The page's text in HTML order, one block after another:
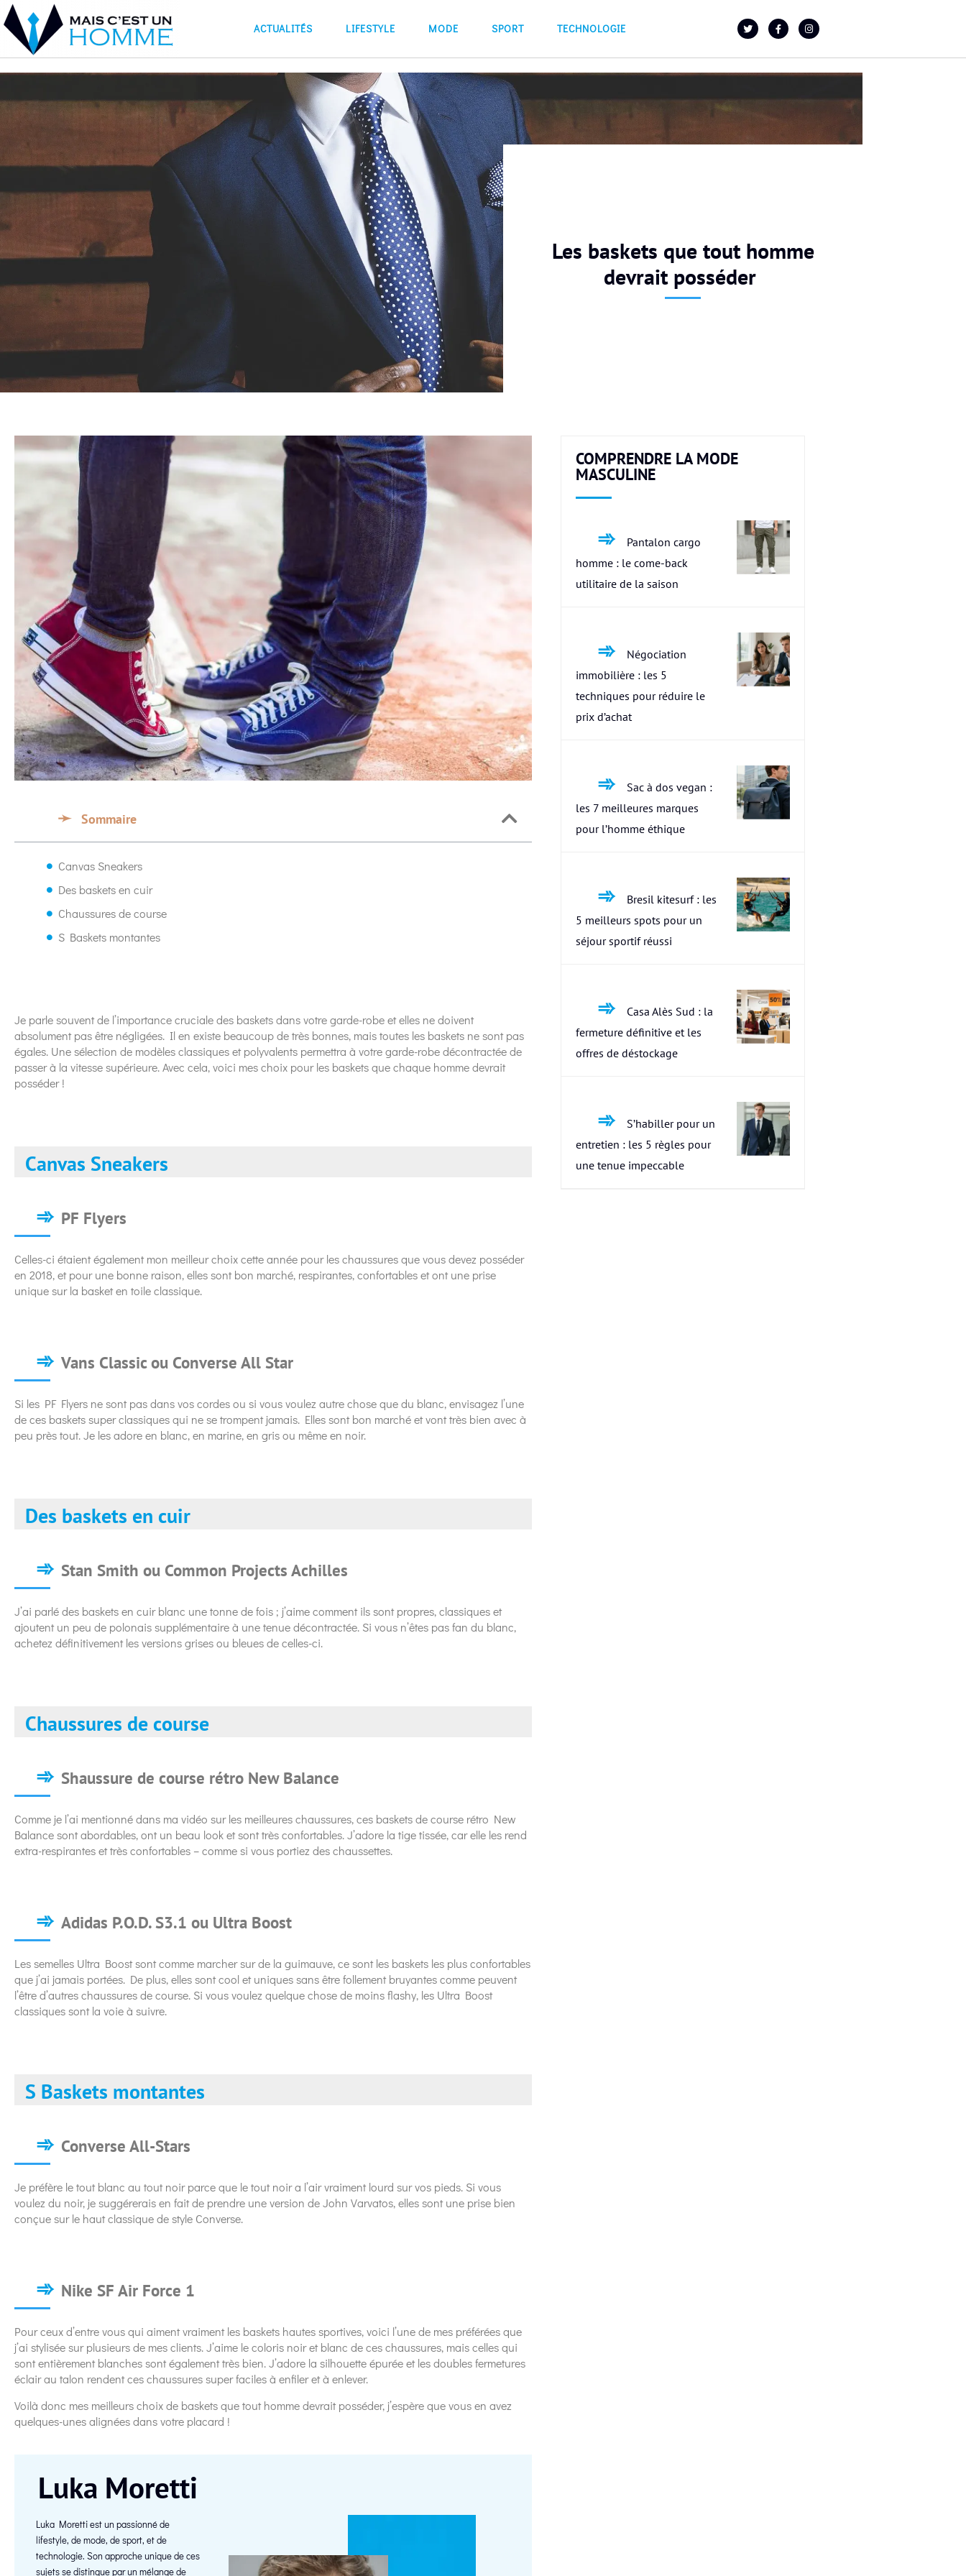
ACTUALITÉS LIFESTYLE MODE SPORT TECHNOLOGIE
Les baskets que tout homme
devrait posséder
Sommaire
Canvas Sneakers
Des baskets en cuir
Chaussures de course
S Baskets montantes
Je parle souvent de l’importance cruciale des baskets dans votre garde-robe et elles ne doivent
absolument pas être négligées. Il en existe beaucoup de très bonnes, mais toutes les baskets ne sont pas
égales. Une sélection de modèles classiques et polyvalents permettra à votre garde-robe décontractée de
passer à la vitesse supérieure. Avec cela, voici mes choix pour les baskets que chaque homme devrait
posséder !
Canvas Sneakers
PF Flyers
Celles-ci étaient également mon meilleur choix cette année pour les chaussures que vous devez posséder
en 2018, et pour une bonne raison, elles sont bon marché, respirantes, confortables et ont une prise
unique sur la basket en toile classique.
Vans Classic ou Converse All Star
Si les PF Flyers ne sont pas dans vos cordes ou si vous voulez autre chose que du blanc, envisagez l’une
de ces baskets super classiques qui ne se trompent jamais. Elles sont bon marché et vont très bien avec à
peu près tout. Je les adore en blanc, en marine, en gris ou même en noir.
Des baskets en cuir
Stan Smith ou Common Projects Achilles
J’ai parlé des baskets en cuir blanc une tonne de fois ; j’aime comment ils sont propres, classiques et
ajoutent un peu de polonais supplémentaire à une tenue décontractée. Si vous n’êtes pas fan du blanc,
achetez définitivement les versions grises ou bleues de celles-ci.
Chaussures de course
Shaussure de course rétro New Balance
Comme je l’ai mentionné dans ma vidéo sur les meilleures chaussures, ces baskets de course rétro New
Balance sont abordables, ont un beau look et sont très confortables. J’adore la tige tissée, car elle les rend
extra-respirantes et très confortables – comme si vous portiez des chaussettes.
Adidas P.O.D. S3.1 ou Ultra Boost
Les semelles Ultra Boost sont comme marcher sur de la guimauve, ce sont les baskets les plus confortables
que j’ai jamais portées. De plus, elles sont cool et uniques sans être follement bruyantes comme peuvent
l’être d’autres chaussures de course. Si vous voulez quelque chose de moins flashy, les Ultra Boost
classiques sont la voie à suivre.
S Baskets montantes
Converse All-Stars
Je préfère le tout blanc au tout noir parce que le tout noir a l’air vraiment lourd sur vos pieds. Si vous
voulez du noir, je suggérerais en fait de prendre une version de John Varvatos, elles sont une prise bien
conçue sur le haut classique de style Converse.
Nike SF Air Force 1
Pour ceux d’entre vous qui aiment vraiment les baskets hautes sportives, voici l’une de mes préférées que
j’ai stylisée sur plusieurs de mes clients. J’aime le coloris noir et blanc de ces chaussures, mais celles qui
sont entièrement blanches sont également très bien. J’adore la silhouette épurée et les doubles fermetures
éclair au talon rendent ces chaussures super faciles à enfiler et à enlever.
Voilà donc mes meilleurs choix de baskets que tout homme devrait posséder, j’espère que vous en avez
quelques-unes alignées dans votre placard !
Luka Moretti
Luka Moretti est un passionné de
lifestyle, de mode, de sport, et de
technologie. Son approche unique de ces
sujets se distingue par un mélange de
COMPRENDRE LA MODE
MASCULINE
Pantalon cargo
homme : le come-back
utilitaire de la saison
Négociation
immobilière : les 5
techniques pour réduire le
prix d’achat
Sac à dos vegan :
les 7 meilleures marques
pour l’homme éthique
Bresil kitesurf : les
5 meilleurs spots pour un
séjour sportif réussi
Casa Alès Sud : la
fermeture définitive et les
offres de déstockage
S’habiller pour un
entretien : les 5 règles pour
une tenue impeccable